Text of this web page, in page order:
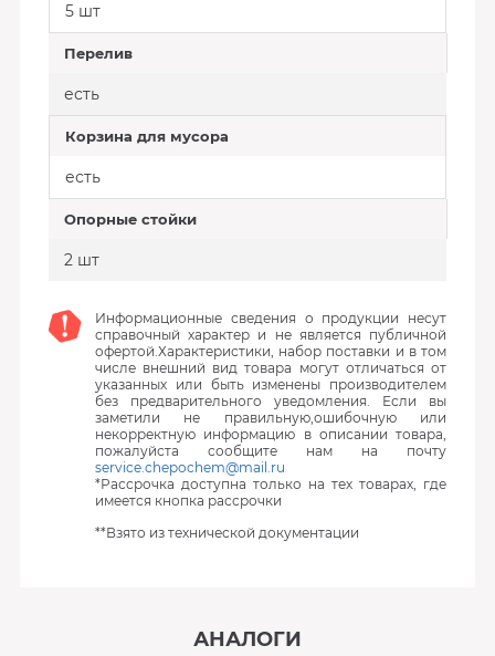
5 шт
Перелив
есть
Корзина для мусора
есть
Опорные стойки
2 шт
Информационные сведения о продукции несут
справочный характер и не является публичной
офертой.Характеристики, набор поставки и в том
числе внешний вид товара могут отличаться от
указанных или быть изменены производителем
без предварительного уведомления. Если вы
заметили не правильную,ошибочную или
некорректную информацию в описании товара,
пожалуйста сообщите нам на почту
service.chepochem@mail.ru
*Рассрочка доступна только на тех товарах, где
имеется кнопка рассрочки
**Взято из технической документации
АНАЛОГИ